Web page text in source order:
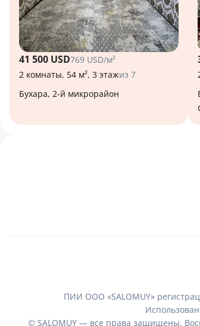
41 500 USD769 USD/м²
2 комнаты, 54 м², 3 этажиз 7
Бухара, 2-й микрорайон
Бухара,
ПИИ ООО «SALOMUY»
© SALOMUY — все права защищены.